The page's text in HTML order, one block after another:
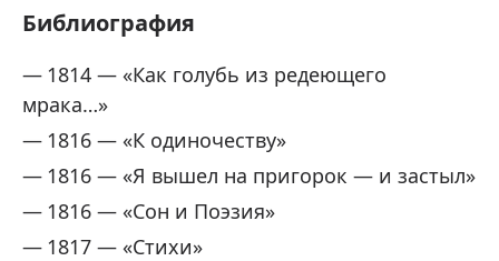
Библиография
1814 — «Как голубь из редеющего
мрака…»
1816 — «К одиночеству»
1816 — «Я вышел на пригорок — и застыл»
1816 — «Сон и Поэзия»
1817 — «Стихи»